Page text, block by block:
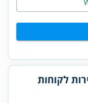
לקוחות